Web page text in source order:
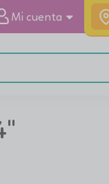
Mi cuenta